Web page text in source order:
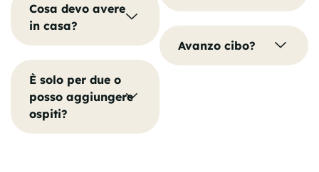
Cosa devo avere
in casa?
È solo per due o
posso aggiungere
ospiti?
Avanzo cibo?